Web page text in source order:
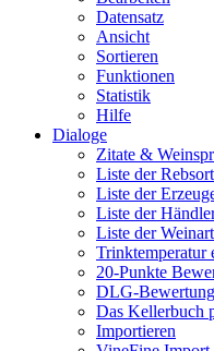
Datensatz
Ansicht
Sortieren
Funktionen
Statistik
Hilfe
Dialoge
Zitate &
Liste der
Liste der
Liste der
Liste der
Trinktemperatur
20-Punkte
DLG-
Das Kellerbuch
Importieren